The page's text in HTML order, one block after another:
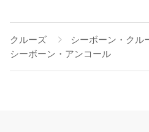
クルーズ
シーボーン・クル
シーボーン・アンコール